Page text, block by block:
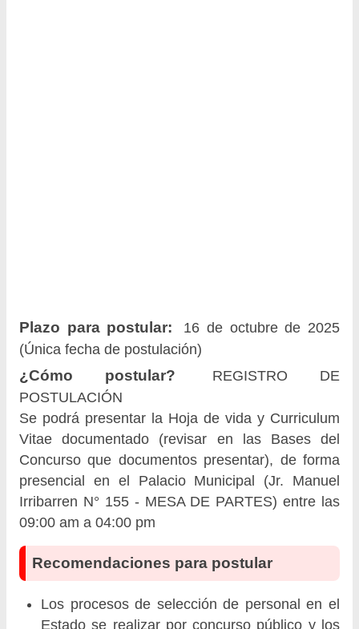
Plazo para postular:
16 de octubre de 2025
(Única fecha de postulación)
¿Cómo postular?
REGISTRO DE
POSTULACIÓN
Se podrá presentar la Hoja de vida y Curriculum
Vitae documentado (revisar en las Bases del
Concurso que documentos presentar), de forma
presencial en el Palacio Municipal (Jr. Manuel
Irribarren N° 155 - MESA DE PARTES) entre las
09:00 am a 04:00 pm
Recomendaciones para postular
Los procesos de selección de personal en el
Estado se realizar por concurso público y los